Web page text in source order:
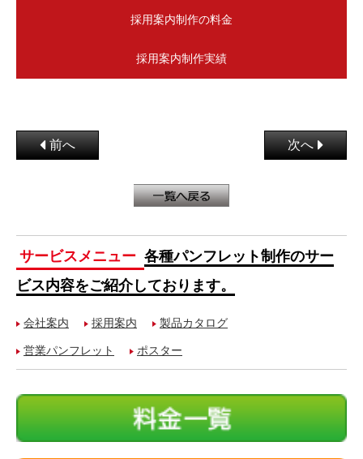
採用案内制作の料金
採用案内制作実績
前へ 次へ
サービスメニュー 各種パンフレット制作のサー
ビス内容をご紹介しております。
会社案内 採用案内 製品カタログ
営業パンフレット ポスター